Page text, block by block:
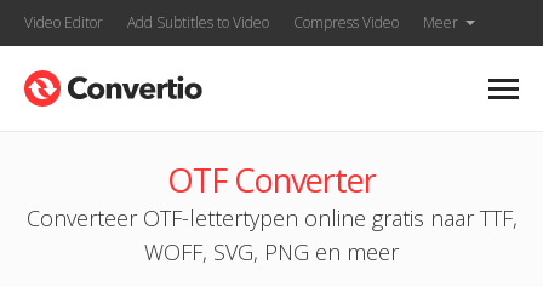
Video Editor Add Subtitles to Video Compress Video Meer
OTF Converter
Converteer OTF-lettertypen online gratis naar TTF,
WOFF, SVG, PNG en meer